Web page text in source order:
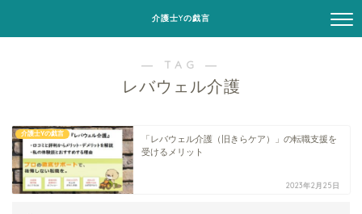
介護士Yの戯言
― TAG ―
レバウェル介護
介護士Yの戯言
「レバウェル介護（旧きらケア）」の転職支援を
受けるメリット
2023年2月25日